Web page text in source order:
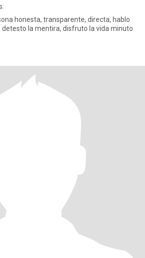
honesta, transparente, directa, hablo
detesto la mentira, disfruto la vida minuto